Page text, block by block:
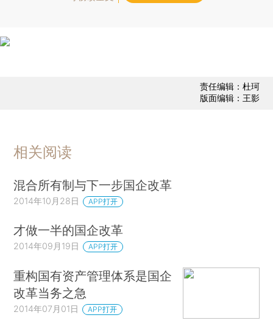
责任编辑：杜珂
版面编辑：王影
相关阅读
混合所有制与下一步国企改革
2014年10月28日 APP打开
才做一半的国企改革
2014年09月19日 APP打开
重构国有资产管理体系是国企
改革当务之急
2014年07月01日 APP打开